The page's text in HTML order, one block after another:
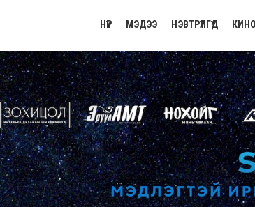
НҮҮР МЭДЭЭ НЭВТРҮҮЛГҮҮД КИНО